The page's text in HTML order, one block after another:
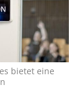
bietet eine